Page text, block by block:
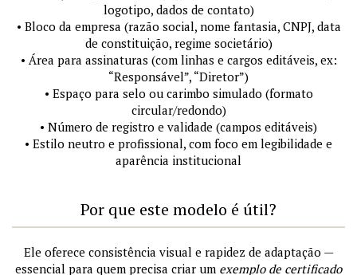
logotipo, dados de contato)
• Bloco da empresa (razão social, nome fantasia, CNPJ, data
de constituição, regime societário)
• Área para assinaturas (com linhas e cargos editáveis, ex:
“Responsável”, “Diretor”)
• Espaço para selo ou carimbo simulado (formato
circular/redondo)
• Número de registro e validade (campos editáveis)
• Estilo neutro e profissional, com foco em legibilidade e
aparência institucional
Por que este modelo é útil?
Ele oferece consistência visual e rapidez de adaptação —
essencial para quem precisa criar um exemplo de certificado